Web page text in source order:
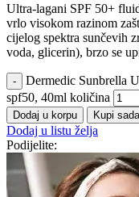
Ultra-lagani SPF 50+
vrlo visokom razinom
cijelog spektra sunčevih
voda, glicerin), brzo se
Dermedic Sunbrella
spf50, 40ml količina
Dodaj u korpu Kupi sada
Dodaj u listu želja
Podijelite: